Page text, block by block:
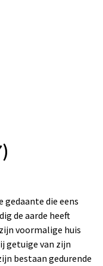
die eens
de aarde heeft
voormalige huis
getuige van zijn
bestaan gedurende